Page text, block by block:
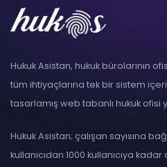
Hukuk Asistan, hukuk bürolarının
tüm ihtiyaçlarına tek bir sistem
tasarlamış web tabanlı hukuk ofisi
Hukuk Asistan; çalışan sayısına
kullanıcıdan 1000 kullanıcıya